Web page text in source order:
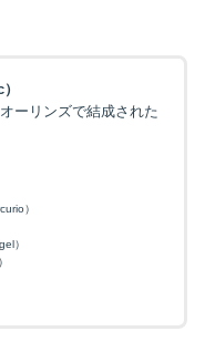
ーリンズで結成された
）
）